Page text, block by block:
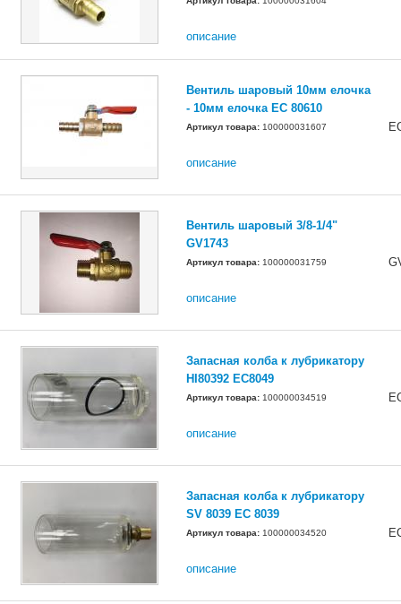
описание
Вентиль шаровый 10мм елочка
- 10мм елочка EC 80610
Артикул товара: 100000031607
описание
Вентиль шаровый 3/8-1/4"
GV1743
Артикул товара: 100000031759
описание
Запасная колба к лубрикатору
HI80392 EC8049
Артикул товара: 100000034519
описание
Запасная колба к лубрикатору
SV 8039 ЕС 8039
Артикул товара: 100000034520
описание